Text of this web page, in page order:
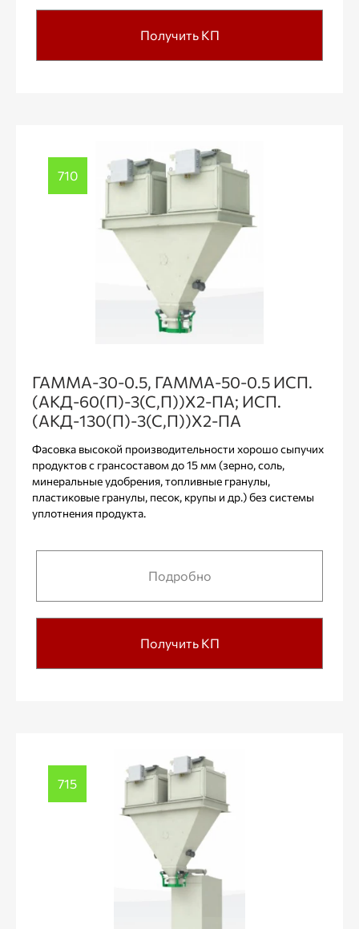
Получить КП
710
ГАММА-30-0.5, ГАММА-50-0.5 ИСП.
(АКД-60(П)-3(С,П))Х2-ПА; ИСП.
(АКД-130(П)-3(С,П))Х2-ПА
Фасовка высокой производительности хорошо сыпучих
продуктов с грансоставом до 15 мм (зерно, соль,
минеральные удобрения, топливные гранулы,
пластиковые гранулы, песок, крупы и др.) без системы
уплотнения продукта.
Подробно
Получить КП
715